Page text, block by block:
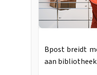
Bpost breidt
aan